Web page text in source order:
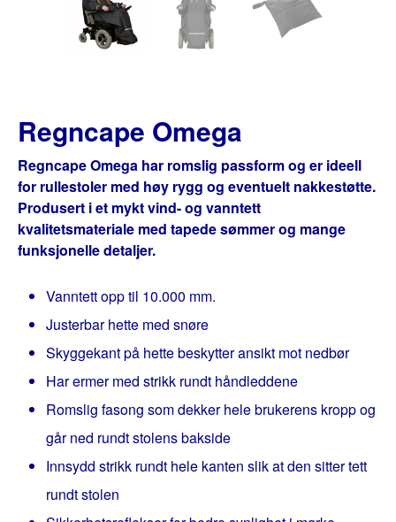
Regncape Omega
Regncape Omega har romslig passform og er ideell
for rullestoler med høy rygg og eventuelt nakkestøtte.
Produsert i et mykt vind- og vanntett
kvalitetsmateriale med tapede sømmer og mange
funksjonelle detaljer.
Vanntett opp til 10.000 mm.
Justerbar hette med snøre
Skyggekant på hette beskytter ansikt mot nedbør
Har ermer med strikk rundt håndleddene
Romslig fasong som dekker hele brukerens kropp og
går ned rundt stolens bakside
Innsydd strikk rundt hele kanten slik at den sitter tett
rundt stolen